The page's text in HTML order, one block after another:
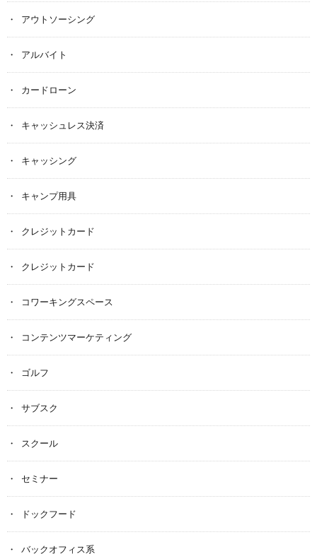
アウトソーシング
アルバイト
カードローン
キャッシュレス決済
キャッシング
キャンプ用具
クレジットカード
クレジットカード
コワーキングスペース
コンテンツマーケティング
ゴルフ
サブスク
スクール
セミナー
ドックフード
バックオフィス系